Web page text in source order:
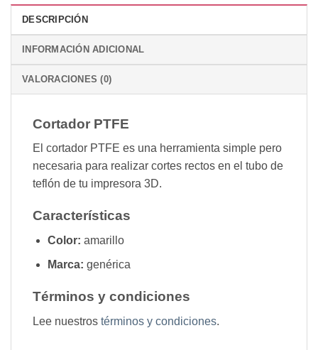
DESCRIPCIÓN
INFORMACIÓN ADICIONAL
VALORACIONES (0)
Cortador PTFE
El cortador PTFE es una herramienta simple pero
necesaria para realizar cortes rectos en el tubo de
teflón de tu impresora 3D.
Características
Color: amarillo
Marca: genérica
Términos y condiciones
Lee nuestros términos y condiciones.